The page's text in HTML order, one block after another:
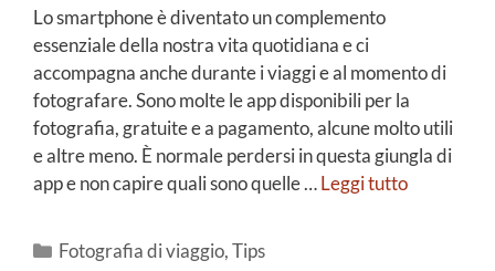
Lo smartphone è diventato un complemento
essenziale della nostra vita quotidiana e ci
accompagna anche durante i viaggi e al momento di
fotografare. Sono molte le app disponibili per la
fotografia, gratuite e a pagamento, alcune molto utili
e altre meno. È normale perdersi in questa giungla di
app e non capire quali sono quelle …Leggi tutto
Fotografia di viaggio,Tips